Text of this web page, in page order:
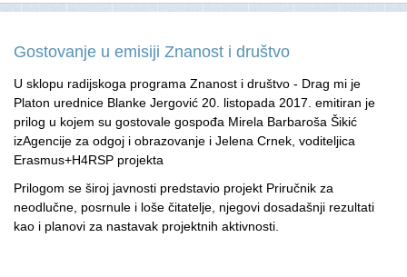
Gostovanje u emisiji Znanost i društvo
U sklopu radijskoga programa Znanost i društvo - Drag mi je
Platon urednice Blanke Jergović 20. listopada 2017. emitiran je
prilog u kojem su gostovale gospođa Mirela Barbaroša Šikić
izAgencije za odgoj i obrazovanje i Jelena Crnek, voditeljica
Erasmus+H4RSP projekta
Prilogom se široj javnosti predstavio projekt Priručnik za
neodlučne, posrnule i loše čitatelje, njegovi dosadašnji rezultati
kao i planovi za nastavak projektnih aktivnosti.